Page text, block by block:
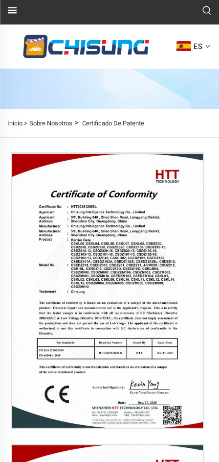
ES
Inicio > Sobre Nosotros > Certificado De Patente